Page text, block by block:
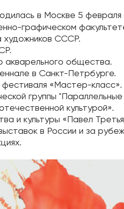
в Москве 5 февраля
графическом
художников СССР.
акварельного общества.
в Санкт-Петрбурге.
«Мастер-
группы
культурой».
и культуры «Павел
в России и за